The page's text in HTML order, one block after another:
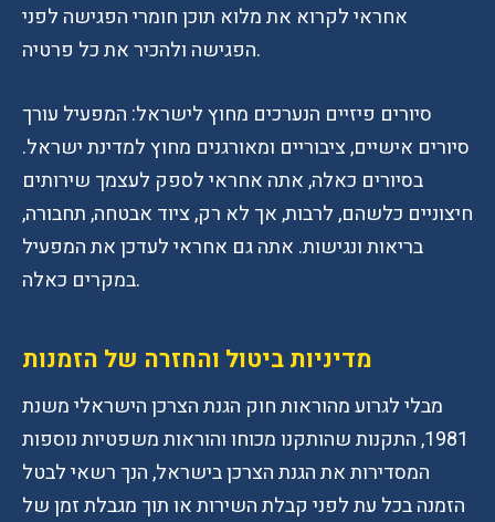
אחראי לקרוא את מלוא תוכן חומרי הפגישה לפני
הפגישה ולהכיר את כל פרטיה.
סיורים פיזיים הנערכים מחוץ לישראל: המפעיל עורך
סיורים אישיים, ציבוריים ומאורגנים מחוץ למדינת ישראל.
בסיורים כאלה, אתה אחראי לספק לעצמך שירותים
חיצוניים כלשהם, לרבות, אך לא רק, ציוד אבטחה, תחבורה,
בריאות ונגישות. אתה גם אחראי לעדכן את המפעיל
במקרים כאלה.
מדיניות ביטול והחזרה של הזמנות
מבלי לגרוע מהוראות חוק הגנת הצרכן הישראלי משנת
1981, התקנות שהותקנו מכוחו והוראות משפטיות נוספות
המסדירות את הגנת הצרכן בישראל, הנך רשאי לבטל
הזמנה בכל עת לפני קבלת השירות או תוך מגבלת זמן של